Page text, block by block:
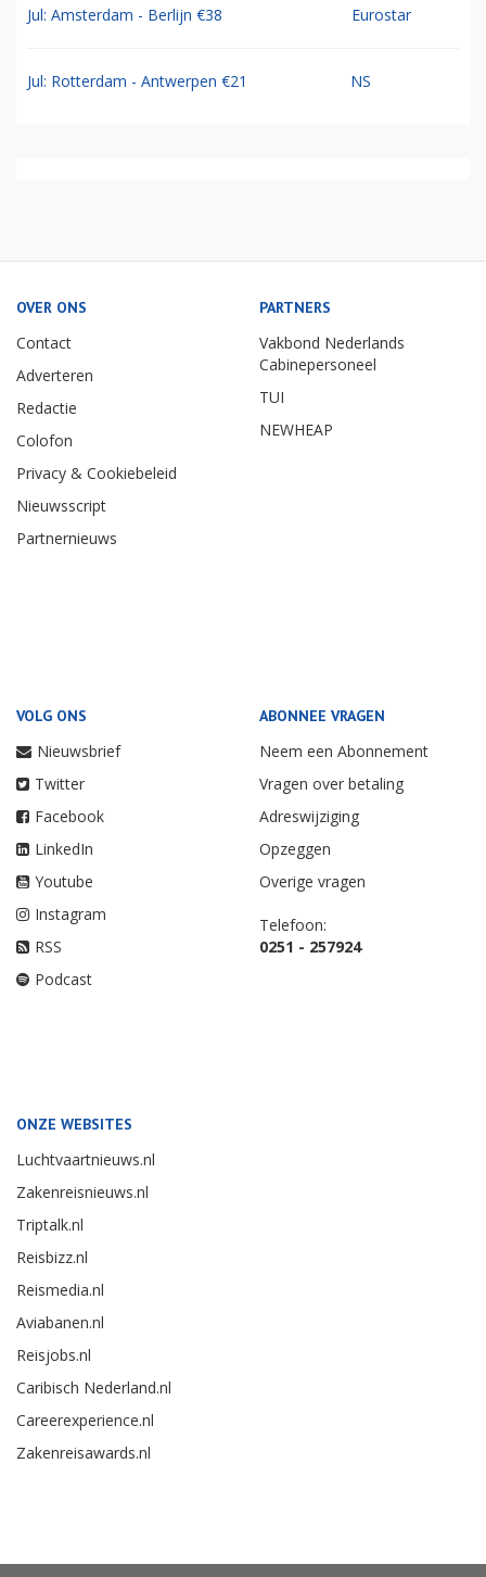
Jul: Amsterdam - Berlijn €38 Eurostar
Jul: Rotterdam - Antwerpen €21 NS
OVER ONS
Contact
Adverteren
Redactie
Colofon
Privacy & Cookiebeleid
Nieuwsscript
Partnernieuws
PARTNERS
Vakbond Nederlands
Cabinepersoneel
TUI
NEWHEAP
VOLG ONS
Nieuwsbrief
Twitter
Facebook
LinkedIn
Youtube
Instagram
RSS
Podcast
ABONNEE VRAGEN
Neem een Abonnement
Vragen over betaling
Adreswijziging
Opzeggen
Overige vragen
Telefoon:
0251 - 257924
ONZE WEBSITES
Luchtvaartnieuws.nl
Zakenreisnieuws.nl
Triptalk.nl
Reisbizz.nl
Reismedia.nl
Aviabanen.nl
Reisjobs.nl
Caribisch Nederland.nl
Careerexperience.nl
Zakenreisawards.nl